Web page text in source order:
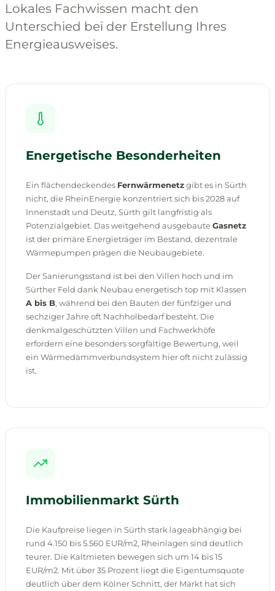
Lokales Fachwissen macht den
Unterschied bei der Erstellung Ihres
Energieausweises.
Energetische Besonderheiten
Ein flächendeckendes Fernwärmenetzgibt es in Sürth
nicht, die RheinEnergie konzentriert sich bis 2028 auf
Innenstadt und Deutz, Sürth gilt langfristig als
Potenzialgebiet. Das weitgehend ausgebauteGasnetz
ist der primäre Energieträger im Bestand, dezentrale
Wärmepumpen prägen die Neubaugebiete.
Der Sanierungsstand ist bei den Villen hoch und im
Sürther Feld dank Neubau energetisch top mit Klassen
A bis B, während bei den Bauten der fünfziger und
sechziger Jahre oft Nachholbedarf besteht. Die
denkmalgeschützten Villen und Fachwerkhöfe
erfordern eine besonders sorgfältige Bewertung, weil
ein Wärmedämmverbundsystem hier oft nicht zulässig
ist.
Immobilienmarkt Sürth
Die Kaufpreise liegen in Sürth stark lageabhängig bei
rund 4.150 bis 5.560 EUR/m2, Rheinlagen sind deutlich
teurer. Die Kaltmieten bewegen sich um 14 bis 15
EUR/m2. Mit über 35 Prozent liegt die Eigentumsquote
deutlich über dem Kölner Schnitt, der Markt hat sich